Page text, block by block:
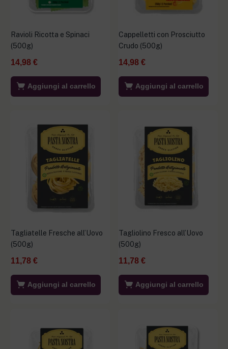
Ravioli Ricotta e Spinaci
(500g)
14,98 €
Aggiungi al carrello
Cappelletti con Prosciutto
Crudo (500g)
14,98 €
Aggiungi al carrello
Tagliatelle Fresche all’Uovo
(500g)
11,78 €
Aggiungi al carrello
Tagliolino Fresco all’Uovo
(500g)
11,78 €
Aggiungi al carrello